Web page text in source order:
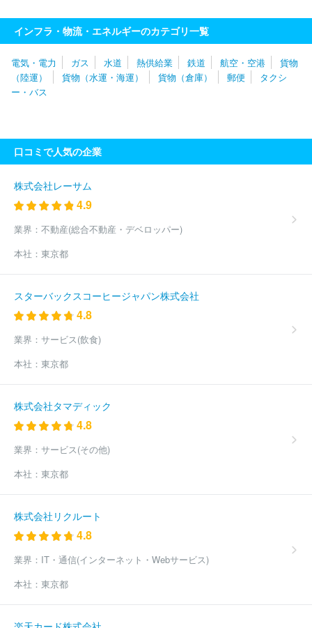
会社
株式会社エヌ・イー計測 中日本航空株式会社
株式会社日
東
株式会社かんこう 株式会社フジドリームエアラインズ
ｏｎ株式会社
株式会社こうそく 関東エアーカーゴ株式会社
東
北エアサービス株式会社
共立航空撮影株式会社
株式会社ＦＰ
Ｇ Ａｉｒ
サービス株式会社
有限会社ビショップ
日本航空株式会社
（JAL）
株式会社エイテック
アー・オイ
ＮＸクーリエサービス株式会社 株式会社ＪＴＣ
ヤ
マトグローバルロジスティクスジャパン株式会社
会社
エクセル航空株式会社
オリス
カーゴルックス・エアーラインズ・インターナショナル・エ
ス・エー
株式会社クルーズクラブ東京
ＡＮＡウイングス株式会
サービス株式会社
イサポート
株式会社アルファーアビエィション
アイベックスエ
エアアジア・ジャパン株式会社
Ｑａｔａｒ Ａｉｒｗａｙｓ Ｇ
ｒｏｕｐ Ｑ．Ｃ．Ｓ．Ｃ
中国国際
航空股份有限公司
デルタ・エアー・ラインズ・インク
パスコ
スカイマーク株式会社
ピーエルシー
ン合同会社
エア・カナダ 名鉄ゴールデン航空株式会社
国際航
業株式会社
新日本ヘリコプター株式会社
トサービス
鈴与ルブリカンツサービス株式会社
ィブエンジニア
株式会社中野技術
ラーク企画航測社
カーゴサービス株式会社
インフラ・物流・エネルギーのカテゴリ一覧
電気・電力 ガス 水道 熱供給業 鉄道 航空・空港
貨物
（陸運）
貨物（水運・海運） 貨物（倉庫） 郵便
タクシ
ー・バス
口コミで人気の企業
株式会社レーサム
4.9
業界： 不動産(総合不動産・デベロッパー)
本社： 東京都
スターバックスコーヒージャパン株式会社
4.8
業界： サービス(飲食)
本社： 東京都
株式会社タマディック
4.8
業界： サービス(その他)
本社： 東京都
株式会社リクルート
4.8
業界： IT・通信(インターネット・Webサービス)
本社： 東京都